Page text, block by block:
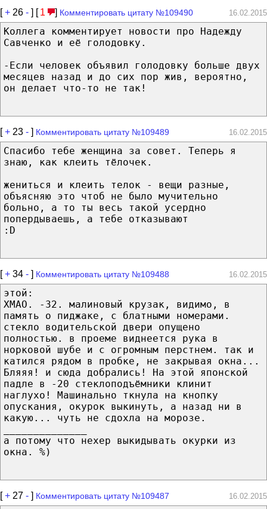
[+ 26 - ] [ 1 ] Комментировать цитату №109490 16.02.2015
Коллега комментирует новости про Надежду
Савченко и её голодовку.
-Если человек объявил голодовку больше двух
месяцев назад и до сих пор жив, вероятно,
он делает что-то не так!
[+ 23 - ] Комментировать цитату №109489 16.02.2015
Спасибо тебе женщина за совет. Теперь я
знаю, как клеить тёлочек.
жениться и клеить телок - вещи разные,
объясняю это чтоб не было мучительно
больно, а то ты весь такой усердно
попердываешь, а тебе отказывают
:D
[+ 34 - ] Комментировать цитату №109488 16.02.2015
этой:
ХМАО. -32. малиновый крузак, видимо, в
память о пиджаке, с блатными номерами.
стекло водительской двери опущено
полностью. в проеме виднеется рука в
норковой шубе и с огромным перстнем. так и
катился рядом в пробке, не закрывая окна...
Бляяя! и сюда добрались! На этой японской
падле в -20 стеклоподъёмники клинит
наглухо! Машинально ткнула на кнопку
опускания, окурок выкинуть, а назад ни в
какую... чуть не сдохла на морозе.
а потому что нехер выкидывать окурки из
окна. %)
[+ 27 - ] Комментировать цитату №109487 16.02.2015